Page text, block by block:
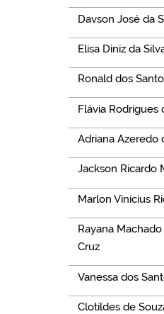
Davson José da
Elisa Diniz da
Ronald dos
Flávia Rodrigues
Adriana Azeredo
Jackson Ricardo
Marlon Vinícius
Rayana
Cruz
Vanessa dos
Clotildes de